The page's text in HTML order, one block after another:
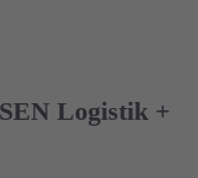
Logistik +